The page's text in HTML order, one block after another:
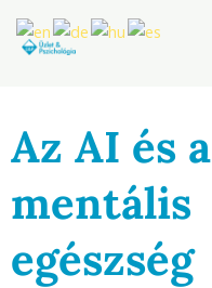
Az AI és a
mentális
egészség
navigation